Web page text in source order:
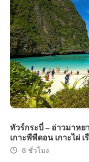
ทัวร์กระบี่ – อ่าวมาหย
เกาะพีพีดอน เกาะไผ่
8 ชั่วโมง